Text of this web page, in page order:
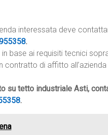
interessata deve
.
base ai requisiti tecnici
di affitto all’azienda
su tetto industriale Asti,
.